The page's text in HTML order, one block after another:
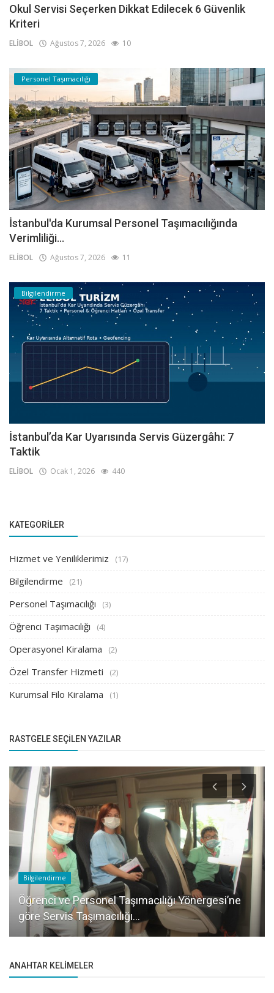
Okul Servisi Seçerken Dikkat Edilecek 6 Güvenlik
Kriteri
ELİBOL Ağustos 7, 2026 10
Personel Taşımacılığı
İstanbul'da Kurumsal Personel Taşımacılığında
Verimliliği...
ELİBOL Ağustos 7, 2026 11
Bilgilendirme
İstanbul’da Kar Uyarısında Servis Güzergâhı: 7
Taktik
ELİBOL Ocak 1, 2026 440
KATEGORILER
Hizmet ve Yeniliklerimiz (17)
Bilgilendirme (21)
Personel Taşımacılığı (3)
Öğrenci Taşımacılığı (4)
Operasyonel Kiralama (2)
Özel Transfer Hizmeti (2)
Kurumsal Filo Kiralama (1)
RASTGELE SEÇILEN YAZILAR
Bilgilendirme
Öğrenci ve Personel Taşımacılığı Yönergesi’ne
göre Servis Taşımacılığı...
ANAHTAR KELIMELER